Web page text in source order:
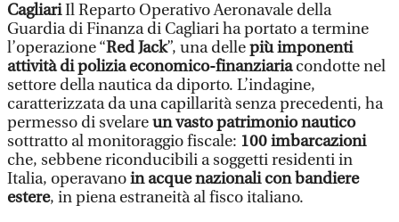
CagliariIl Reparto Operativo Aeronavale della
Guardia di Finanza di Cagliari ha portato a termine
l’operazione “Red Jack”, una dellepiù imponenti
attività di polizia economico-finanziariacondotte nel
settore della nautica da diporto. L’indagine,
caratterizzata da una capillarità senza precedenti, ha
permesso di svelareun vasto patrimonio nautico
sottratto al monitoraggio fiscale: 100 imbarcazioni
che, sebbene riconducibili a soggetti residenti in
Italia, operavanoin acque nazionali con bandiere
estere, in piena estraneità al fisco italiano.